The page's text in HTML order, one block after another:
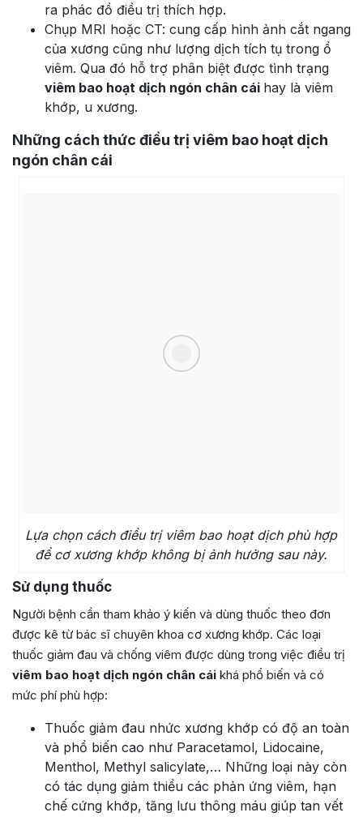
ra phác đồ điều trị thích hợp.
Chụp MRI hoặc CT: cung cấp hình ảnh cắt ngang
của xương cũng như lượng dịch tích tụ trong ổ
viêm. Qua đó hỗ trợ phân biệt được tình trạng
viêm bao hoạt dịch ngón chân cái hay là viêm
khớp, u xương.
Những cách thức điều trị viêm bao hoạt dịch
ngón chân cái
Lựa chọn cách điều trị viêm bao hoạt dịch phù hợp
để cơ xương khớp không bị ảnh hưởng sau này.
Sử dụng thuốc
Người bệnh cần tham khảo ý kiến và dùng thuốc theo đơn
được kê từ bác sĩ chuyên khoa cơ xương khớp. Các loại
thuốc giảm đau và chống viêm được dùng trong việc điều trị
viêm bao hoạt dịch ngón chân cái khá phổ biến và có
mức phí phù hợp:
Thuốc giảm đau nhức xương khớp có độ an toàn
và phổ biến cao như Paracetamol, Lidocaine,
Menthol, Methyl salicylate,… Những loại này còn
có tác dụng giảm thiểu các phản ứng viêm, hạn
chế cứng khớp, tăng lưu thông máu giúp tan vết